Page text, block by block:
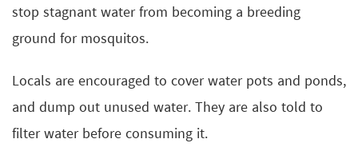
stop stagnant water from becoming a breeding
ground for mosquitos.
Locals are encouraged to cover water pots and ponds,
and dump out unused water. They are also told to
filter water before consuming it.